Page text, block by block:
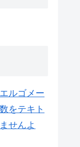
ルゴメー
をテキト
せんよ